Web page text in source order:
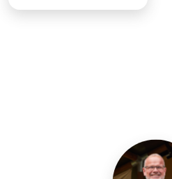
rustig en groen, m